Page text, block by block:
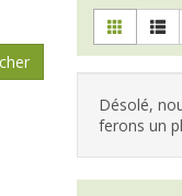
Désolé,
ferons un